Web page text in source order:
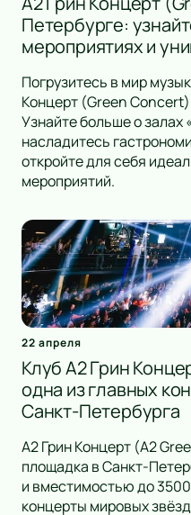
Петербурге:
мероприятиях и
Погрузитесь в мир
Концерт (Green
Узнайте больше о залах
насладитесь
откройте для себя
мероприятий.
22 апреля
Клуб А2 Грин
одна из главных
Санкт-Петербурга
А2 Грин Концерт (A2
площадка в Санкт-
и вместимостью до
концерты мировых